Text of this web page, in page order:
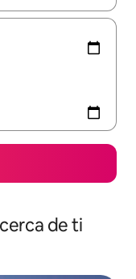
de ti